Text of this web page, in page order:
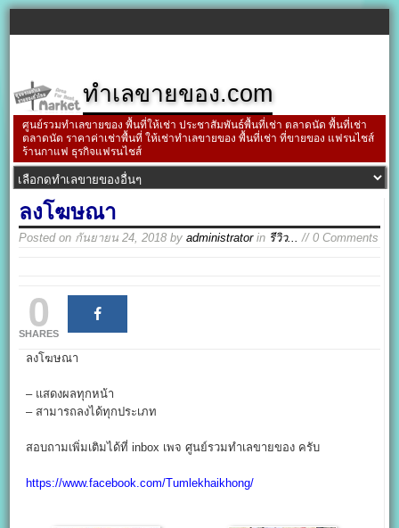
ทำเลขายของ.com
ศูนย์รวมทำเลขายของ พื้นที่ให้เช่า ประชาสัมพันธ์พื้นที่เช่า ตลาดนัด พื้นที่เช่า
ตลาดนัด ราคาค่าเช่าพื้นที่ ให้เช่าทำเลขายของ พื้นที่เช่า ที่ขายของ แฟรนไชส์
ร้านกาแฟ ธุรกิจแฟรนไชส์
ลงโฆษณา
Posted on กันยายน 24, 2018 byadministratorin รีวิว... // 0 Comments
0
SHARES
ลงโฆษณา
– แสดงผลทุกหน้า
– สามารถลงได้ทุกประเภท
สอบถามเพิ่มเติมได้ที่ inbox เพจ ศูนย์รวมทำเลขายของ ครับ
https://www.facebook.com/Tumlekhaikhong/